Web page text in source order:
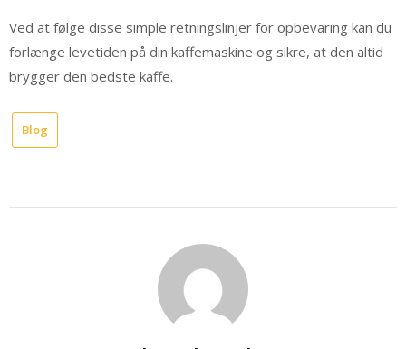
Ved at følge disse simple retningslinjer for opbevaring kan du
forlænge levetiden på din kaffemaskine og sikre, at den altid
brygger den bedste kaffe.
Blog